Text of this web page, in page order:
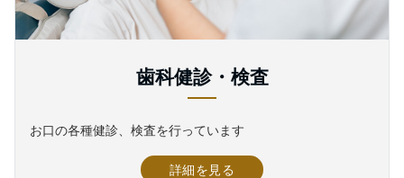
歯科健診・検査
お口の各種健診、検査を行っています
詳細を見る